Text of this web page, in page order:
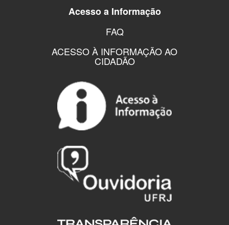
Acesso a Informação
FAQ
ACESSO À INFORMAÇÃO AO
CIDADÃO